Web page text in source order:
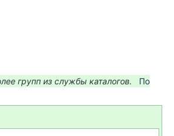
групп из службы каталогов.
По